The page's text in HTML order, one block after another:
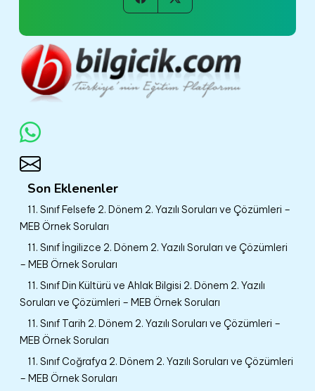
Son Eklenenler
11. Sınıf Felsefe 2. Dönem 2. Yazılı Soruları ve Çözümleri –
MEB Örnek Soruları
11. Sınıf İngilizce 2. Dönem 2. Yazılı Soruları ve Çözümleri
– MEB Örnek Soruları
11. Sınıf Din Kültürü ve Ahlak Bilgisi 2. Dönem 2. Yazılı
Soruları ve Çözümleri – MEB Örnek Soruları
11. Sınıf Tarih 2. Dönem 2. Yazılı Soruları ve Çözümleri –
MEB Örnek Soruları
11. Sınıf Coğrafya 2. Dönem 2. Yazılı Soruları ve Çözümleri
– MEB Örnek Soruları